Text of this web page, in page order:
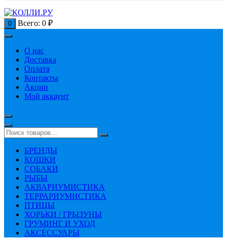
0 Всего: 0 ₽
О нас
Доставка
Оплата
Контакты
Акции
Мой аккаунт
БРЕНДЫ
КОШКИ
СОБАКИ
РЫБЫ
АКВАРИУМИСТИКА
ТЕРРАРИУМИСТИКА
ПТИЦЫ
ХОРЬКИ / ГРЫЗУНЫ
ГРУМИНГ И УХОД
АКСЕССУАРЫ